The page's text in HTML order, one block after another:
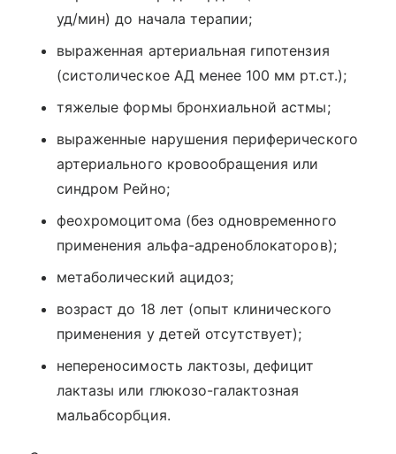
уд/мин) до начала терапии;
выраженная артериальная гипотензия
(систолическое АД менее 100 мм рт.ст.);
тяжелые формы бронхиальной астмы;
выраженные нарушения периферического
артериального кровообращения или
синдром Рейно;
феохромоцитома (без одновременного
применения альфа-адреноблокаторов);
метаболический ацидоз;
возраст до 18 лет (опыт клинического
применения у детей отсутствует);
непереносимость лактозы, дефицит
лактазы или глюкозо-галактозная
мальабсорбция.